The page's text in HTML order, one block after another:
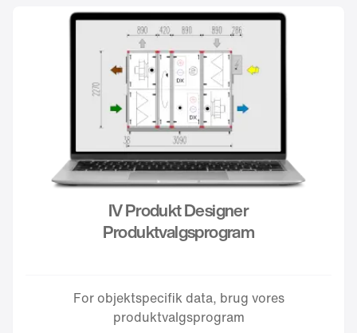
IV Produkt Designer
Produktvalgsprogram
For objektspecifik data, brug vores
produktvalgsprogram